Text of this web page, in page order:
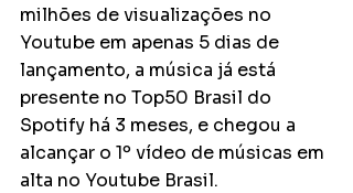
milhões de visualizações no
Youtube em apenas 5 dias de
lançamento, a música já está
presente no Top50 Brasil do
Spotify há 3 meses, e chegou a
alcançar o 1º vídeo de músicas em
alta no Youtube Brasil.